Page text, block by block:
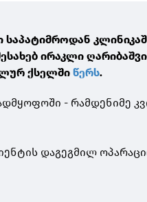
ირაკლი
ქსელშიწერს.
- რამდენიმე
დაგეგმილ